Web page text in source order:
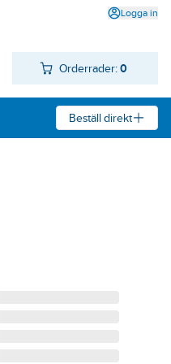
Logga in
Orderrader: 0
Beställ direkt